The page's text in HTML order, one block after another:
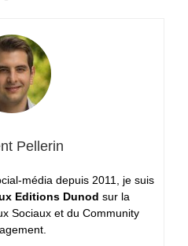
Pellerin
média depuis 2011, je suis
Editions Dunod sur la
Sociaux et du Community